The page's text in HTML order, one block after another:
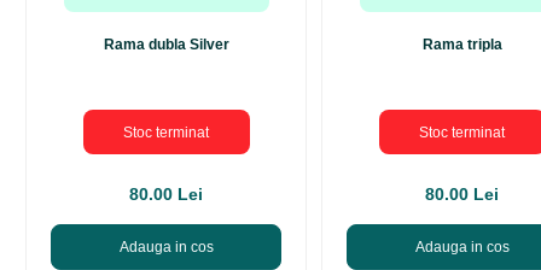
Rama dubla Silver
Stoc terminat
80.00 Lei
Adauga in cos
Rama tripla
Stoc terminat
80.00 Lei
Adauga in cos